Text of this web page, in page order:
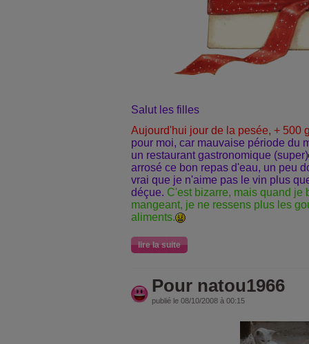
Salut les filles
Aujourd'hui jour de la pesée, + 500
pour moi, car mauvaise période du
un restaurant gastronomique (super)
arrosé ce bon repas d'eau, un peu
vrai que je n'aime pas le vin plus
déçue. C'est bizarre, mais quand je
mangeant, je ne ressens plus les
aliments.
lire la suite
Pour natou1966
publié le 08/10/2008 à 00:15